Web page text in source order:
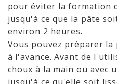
pour éviter la formation
jusqu'à ce que la pâte
environ 2 heures.
Vous pouvez préparer la
à l'avance. Avant de
choux à la main ou avec